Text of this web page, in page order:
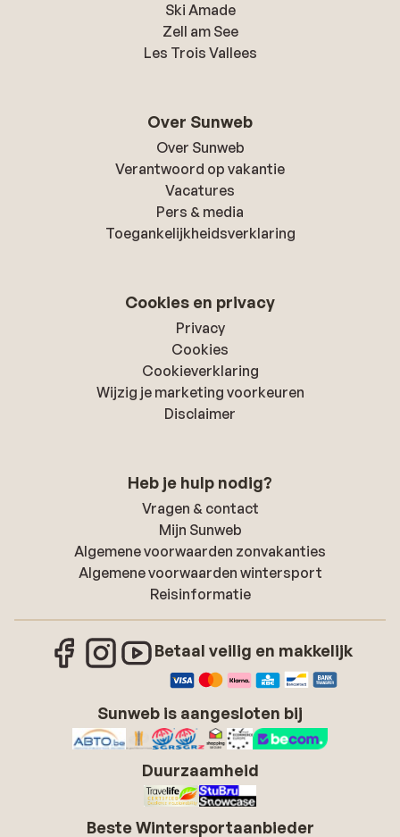
Ski Amade
Zell am See
Les Trois Vallees
Over Sunweb
Over Sunweb
Verantwoord op vakantie
Vacatures
Pers & media
Toegankelijkheidsverklaring
Cookies en privacy
Privacy
Cookies
Cookieverklaring
Wijzig je marketing voorkeuren
Disclaimer
Heb je hulp nodig?
Vragen & contact
Mijn Sunweb
Algemene voorwaarden zonvakanties
Algemene voorwaarden wintersport
Reisinformatie
Betaal veilig en makkelijk
Sunweb is aangesloten bij
Duurzaamheid
Beste Wintersportaanbieder